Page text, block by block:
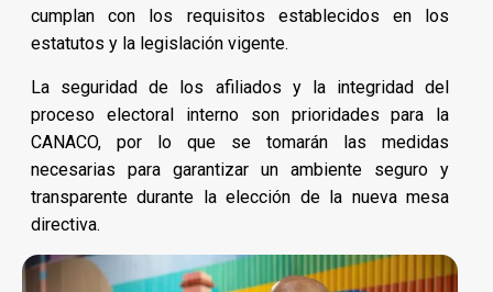
cumplan con los requisitos establecidos en los
estatutos y la legislación vigente.
La seguridad de los afiliados y la integridad del
proceso electoral interno son prioridades para la
CANACO, por lo que se tomarán las medidas
necesarias para garantizar un ambiente seguro y
transparente durante la elección de la nueva mesa
directiva.